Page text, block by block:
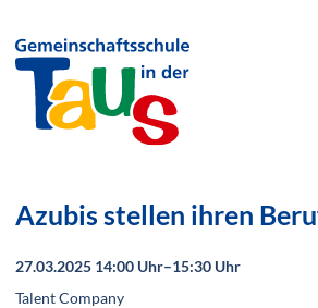
Azubis stellen ihren
27.03.2025 14:00 Uhr–15:30 Uhr
Talent Company